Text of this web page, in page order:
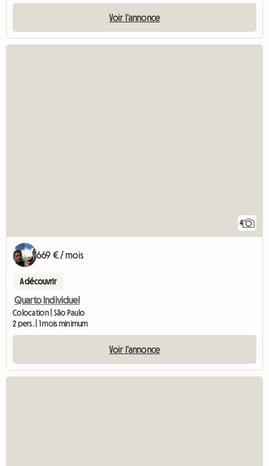
Voir l'annonce
4
669 € / mois
A découvrir
Quarto Individuel
Colocation | São Paulo
2 pers. | 1 mois minimum
Voir l'annonce